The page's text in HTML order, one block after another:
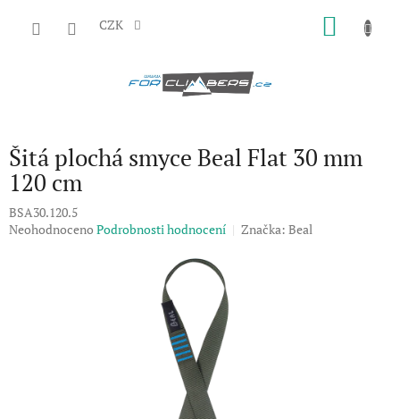
CZK
Šitá plochá smyce Beal Flat 30 mm
120 cm
BSA30.120.5
Průměrné
Neohodnoceno Podrobnosti hodnocení Značka: Beal